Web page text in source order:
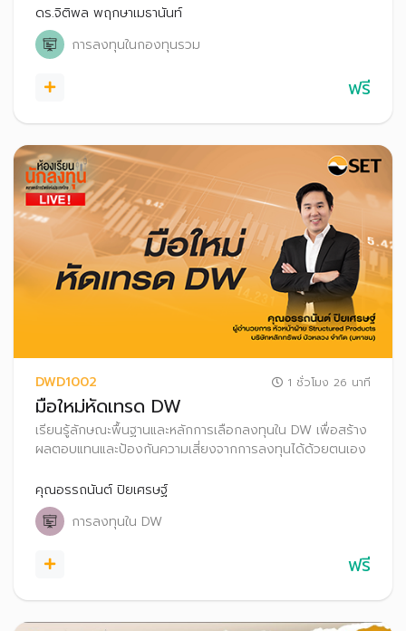
เหมาะสมกับตนเองได้
ดร.จิติพล พฤกษาเมธานันท์
การลงทุนในกองทุนรวม
ฟรี
DWD1002 1 ชั่วโมง 26 นาที
มือใหม่หัดเทรด DW
เรียนรู้ลักษณะพื้นฐานและหลักการเลือกลงทุนใน DW เพื่อสร้าง
ผลตอบแทนและป้องกันความเสี่ยงจากการลงทุนได้ด้วยตนเอง
คุณอรรถนันต์ ปิยเศรษฐ์
การลงทุนใน DW
ฟรี